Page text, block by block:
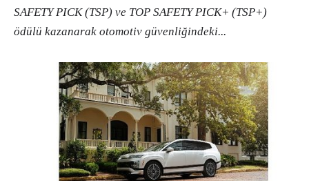
SAFETY PICK (TSP) ve TOP SAFETY PICK+ (TSP+)
ödülü kazanarak otomotiv güvenliğindeki...